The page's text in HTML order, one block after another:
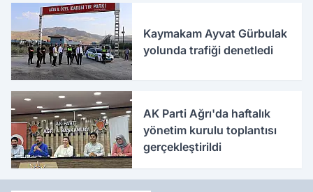
Kaymakam Ayvat Gürbulak
yolunda trafiği denetledi
AK Parti Ağrı'da haftalık
yönetim kurulu toplantısı
gerçekleştirildi